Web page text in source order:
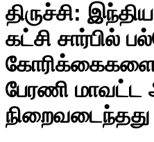
திருச்சி:
கட்சி சார்பில்
கோரிக்கைகளை
பேரணி மாவட்ட
நிறைவடைந்தது